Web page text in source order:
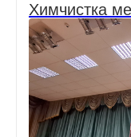
Химчистка